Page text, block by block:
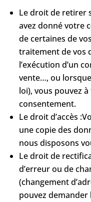
Le droit de retirer
avez donné votre
de certaines de
traitement de vos
l’exécution d’un
vente…, ou
loi), vous pouvez
consentement.
Le droit d’accès
une copie des
nous disposons
Le droit de
d’erreur ou de
(changement
pouvez